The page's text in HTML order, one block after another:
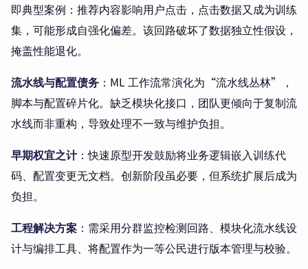
即典型案例：推荐内容影响用户点击，点击数据又成为训练
集，可能形成自强化偏差。该回路破坏了数据独立性假设，
掩盖性能退化。
流水线与配置债务 ：ML 工作流常演化为“流水线丛林”，
脚本与配置碎片化。缺乏模块化接口，团队更倾向于复制流
水线而非重构，导致处理不一致与维护负担。
早期权宜之计：快速原型开发鼓励将业务逻辑嵌入训练代
码、配置变更无文档。创新阶段虽必要，但系统扩展后成为
负担。
工程解决方案 ：需采用分群监控检测回路、模块化流水线设
计与编排工具、将配置作为一等公民进行版本管理与校验。